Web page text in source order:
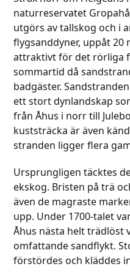
to
the
first
slide
naturreservatet
utgörs av tallskog och i
flygsanddyner, uppåt 20
attraktivt för det rörliga
sommartid då
badgäster.
ett stort dynlandskap
från Åhus i norr till
kuststräcka är även
stranden ligger flera
Ursprungligen täcktes
ekskog. Bristen på trä
även de magraste
upp. Under 1700-talet
Åhus nästa helt trädlöst
omfattande sandflykt.
förstördes och kläddes